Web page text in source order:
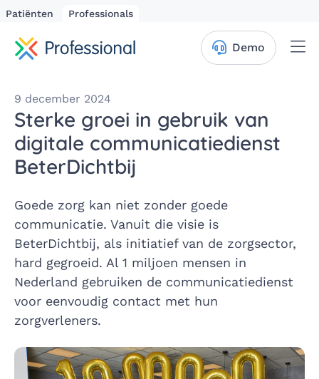
Patiënten Professionals
Demo
9 december 2024
Sterke groei in gebruik van
digitale communicatiedienst
BeterDichtbij
Goede zorg kan niet zonder goede
communicatie. Vanuit die visie is
BeterDichtbij, als initiatief van de zorgsector,
hard gegroeid. Al 1 miljoen mensen in
Nederland gebruiken de communicatiedienst
voor eenvoudig contact met hun
zorgverleners.